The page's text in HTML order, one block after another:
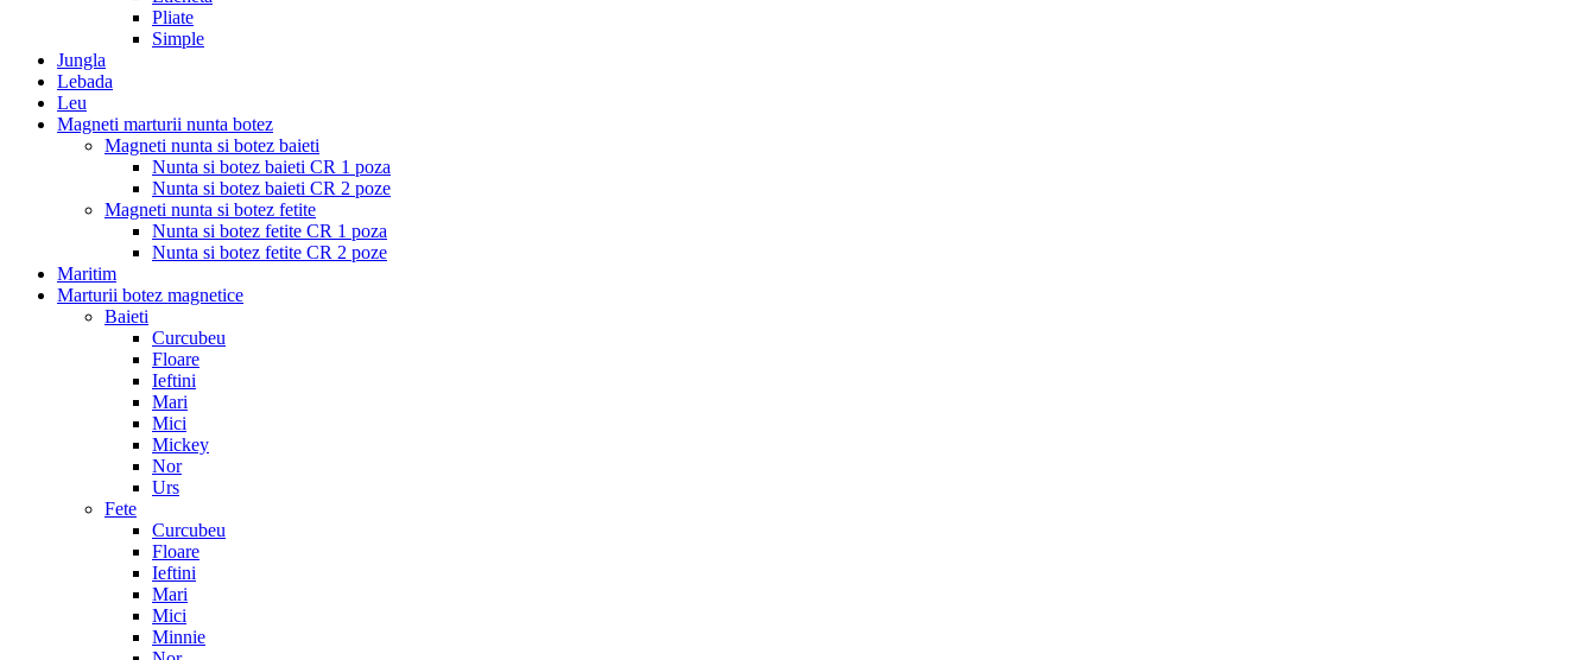
Pliate
Simple
Jungla
Lebada
Leu
Magneti marturii nunta botez
Magneti nunta si botez baieti
Nunta si botez baieti CR 1 poza
Nunta si botez baieti CR 2 poze
Magneti nunta si botez fetite
Nunta si botez fetite CR 1 poza
Nunta si botez fetite CR 2 poze
Maritim
Marturii botez magnetice
Baieti
Curcubeu
Floare
Ieftini
Mari
Mici
Mickey
Nor
Urs
Fete
Curcubeu
Floare
Ieftini
Mari
Mici
Minnie